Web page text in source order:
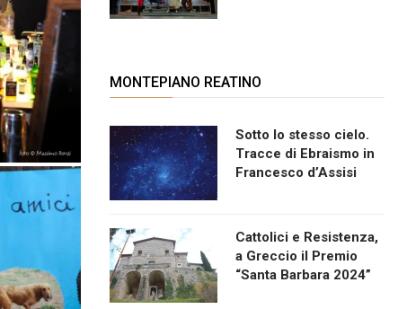
MONTEPIANO REATINO
Sotto lo stesso cielo.
Tracce di Ebraismo in
Francesco d’Assisi
Cattolici e Resistenza,
a Greccio il Premio
“Santa Barbara 2024”